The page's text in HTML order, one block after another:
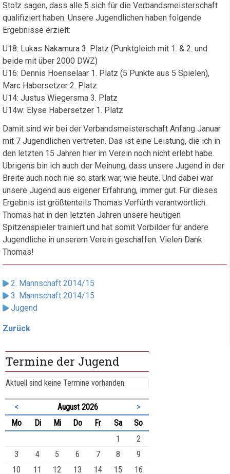
Stolz sagen, dass alle 5 sich für die Verbandsmeisterschaft
qualifiziert haben. Unsere Jugendlichen haben folgende
Ergebnisse erzielt:
U18: Lukas Nakamura 3. Platz (Punktgleich mit 1. & 2. und
beide mit über 2000 DWZ)
U16: Dennis Hoenselaar 1. Platz (5 Punkte aus 5 Spielen),
Marc Habersetzer 2. Platz
U14: Justus Wiegersma 3. Platz
U14w: Elyse Habersetzer 1. Platz
Damit sind wir bei der Verbandsmeisterschaft Anfang Januar
mit 7 Jugendlichen vertreten. Das ist eine Leistung, die ich in
den letzten 15 Jahren hier im Verein noch nicht erlebt habe.
Übrigens bin ich auch der Meinung, dass unsere Jugend in der
Breite auch noch nie so stark war, wie heute. Und dabei war
unsere Jugend aus eigener Erfahrung, immer gut. Für dieses
Ergebnis ist größtenteils Thomas Verfürth verantwortlich.
Thomas hat in den letzten Jahren unsere heutigen
Spitzenspieler trainiert und hat somit Vorbilder für andere
Jugendliche in unserem Verein geschaffen. Vielen Dank
Thomas!
2. Mannschaft 2014/15
3. Mannschaft 2014/15
Jugend
Zurück
Termine der Jugend
Aktuell sind keine Termine vorhanden.
< August 2026
>
Montag Dienstag
Mittwoch
Donnerstag
FreitagSamstag
Sonntag
1
2
3
4 5 6 7 8
9
10
11 12 13 14 15 16